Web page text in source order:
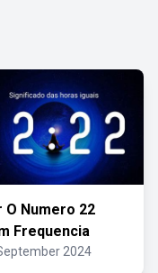
O Numero 22
Frequencia
2024